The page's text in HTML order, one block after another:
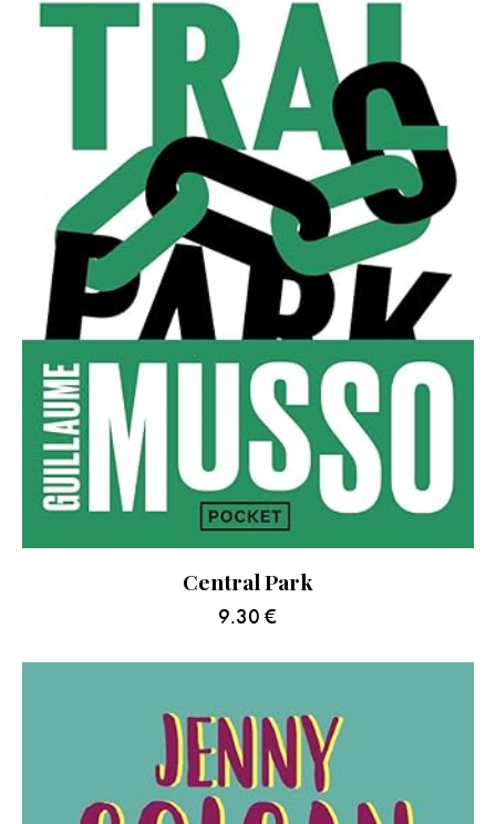
Central Park
9.30 €